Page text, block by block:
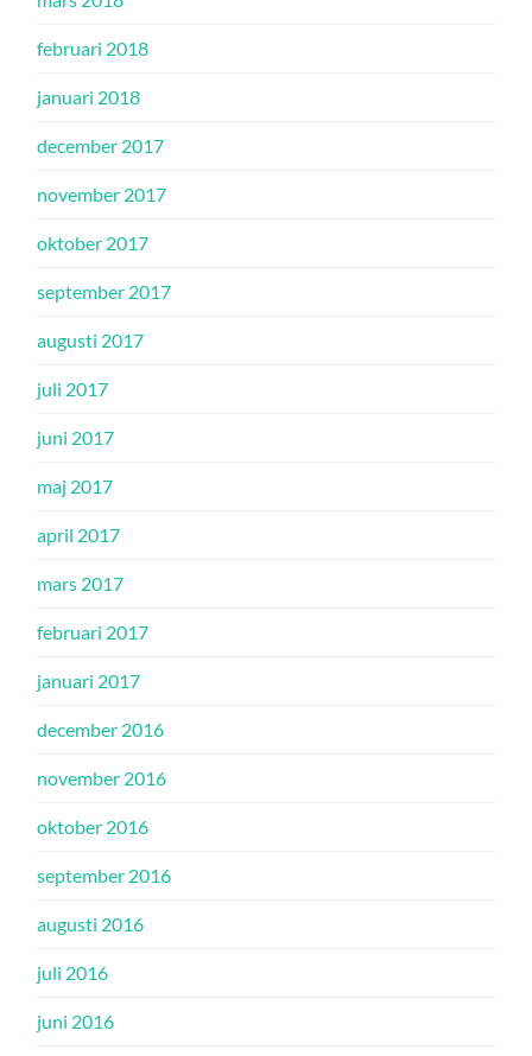
februari 2018
januari 2018
december 2017
november 2017
oktober 2017
september 2017
augusti 2017
juli 2017
juni 2017
maj 2017
april 2017
mars 2017
februari 2017
januari 2017
december 2016
november 2016
oktober 2016
september 2016
augusti 2016
juli 2016
juni 2016